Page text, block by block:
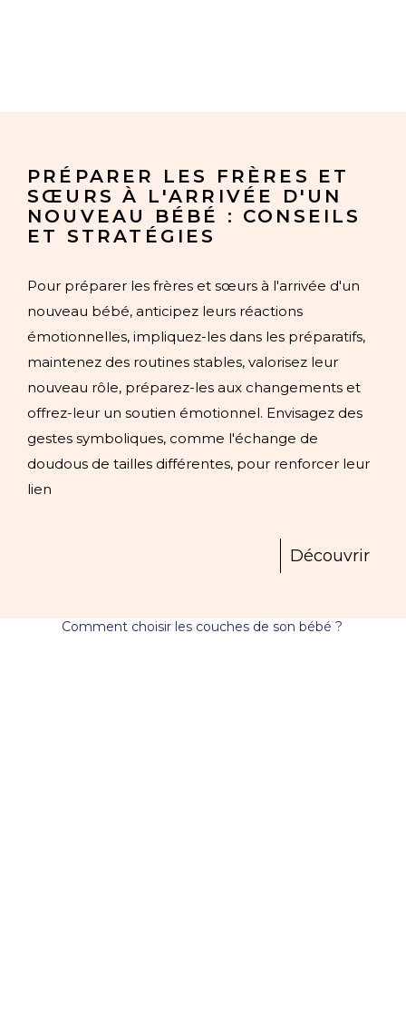
PRÉPARER LES FRÈRES ET
SŒURS À L'ARRIVÉE D'UN
NOUVEAU BÉBÉ : CONSEILS
ET STRATÉGIES
Pour préparer les frères et sœurs à l'arrivée d'un
nouveau bébé, anticipez leurs réactions
émotionnelles, impliquez-les dans les préparatifs,
maintenez des routines stables, valorisez leur
nouveau rôle, préparez-les aux changements et
offrez-leur un soutien émotionnel. Envisagez des
gestes symboliques, comme l'échange de
doudous de tailles différentes, pour renforcer leur
lien
Découvrir